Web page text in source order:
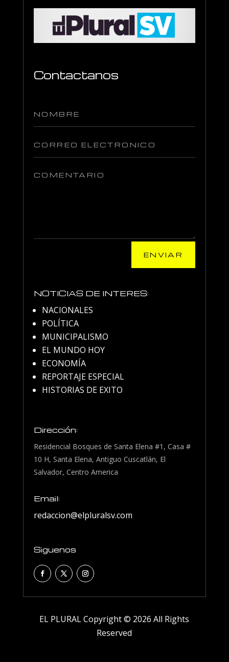
Contactanos
ENVIAR
NOTICIAS DE INTERES:
NACIONALES
POLÍTICA
MUNICIPALISMO
EL MUNDO HOY
ECONOMÍA
REPORTAJE ESPECIAL
HISTORIAS DE EXITO
Dirección:
Residencial Bosques de Santa Elena #1, Casa #
10 H, Santa Elena, Antiguo Cuscatlán, El
Salvador, Centro America
Email:
redaccion@elpluralsv.com
Siguenos
EL PLURAL Copyright © 2026 All Rights
Reserved